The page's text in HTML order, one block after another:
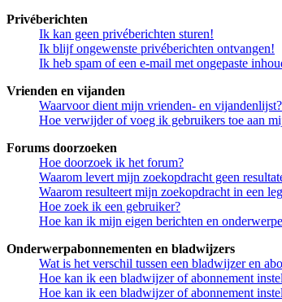
Privéberichten
Ik kan geen privéberichten sturen!
Ik blijf ongewenste privéberichten ontvangen!
Ik heb spam of een e-mail met ongepaste
Vrienden en vijanden
Waarvoor dient mijn vrienden- en vijandenlijst?
Hoe verwijder of voeg ik gebruikers toe aan
Forums doorzoeken
Hoe doorzoek ik het forum?
Waarom levert mijn zoekopdracht geen
Waarom resulteert mijn zoekopdracht in een
Hoe zoek ik een gebruiker?
Hoe kan ik mijn eigen berichten en
Onderwerpabonnementen en bladwijzers
Wat is het verschil tussen een bladwijzer en
Hoe kan ik een bladwijzer of abonnement
Hoe kan ik een bladwijzer of abonnement